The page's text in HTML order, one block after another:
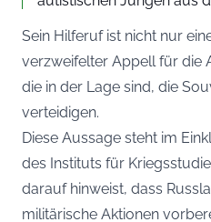
Sein Hilferuf ist nicht nur
verzweifelter Appell für die
die in der Lage sind, die
verteidigen.
Diese Aussage steht im
des Instituts für
darauf hinweist, dass
militärische Aktionen